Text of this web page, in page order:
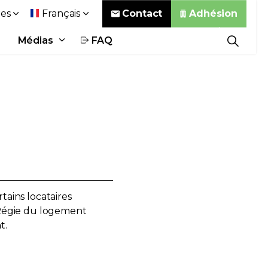
Médias FAQ
Français Contact Adhésion
locataires
du logement